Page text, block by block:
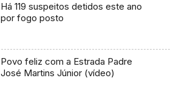
Há 119 suspeitos detidos este ano
por fogo posto
Povo feliz com a Estrada Padre
José Martins Júnior (vídeo)